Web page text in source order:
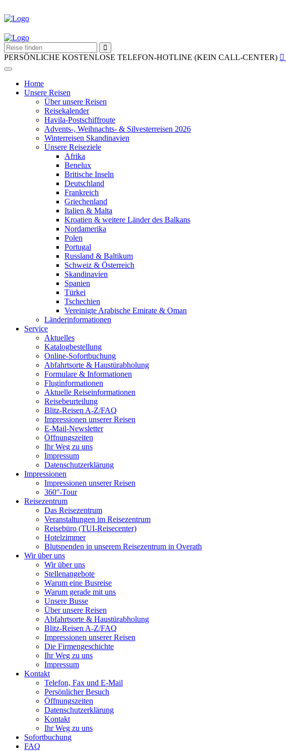
PERSÖNLICHE KOSTENLOSE TELEFON-HOTLINE (KEIN CALL-CENTER)
Home
Unsere Reisen
Über unsere Reisen
Reisekalender
Havila-Postschiffroute
Advents-, Weihnachts- & Silvesterreisen 2026
Winterreisen Skandinavien
Unsere Reiseziele
Afrika
Benelux
Britische Inseln
Deutschland
Frankreich
Griechenland
Italien & Malta
Kroatien & weitere Länder des Balkans
Nordamerika
Polen
Portugal
Russland & Baltikum
Schweiz & Österreich
Skandinavien
Spanien
Türkei
Tschechien
Vereinigte Arabische Emirate & Oman
Länderinformationen
Service
Aktuelles
Katalogbestellung
Online-Sofortbuchung
Abfahrtsorte & Haustürabholung
Formulare & Informationen
Fluginformationen
Aktuelle Reiseinformationen
Reisebeurteilung
Blitz-Reisen A-Z/FAQ
Impressionen unserer Reisen
E-Mail-Newsletter
Öffnungszeiten
Ihr Weg zu uns
Impressum
Datenschutzerklärung
Impressionen
Impressionen unserer Reisen
360°-Tour
Reisezentrum
Das Reisezentrum
Veranstaltungen im Reisezentrum
Reisebüro (TUI-Reisecenter)
Hotelzimmer
Blutspenden in unserem Reisezentrum in Overath
Wir über uns
Wir über uns
Stellenangebote
Warum eine Busreise
Warum gerade mit uns
Unsere Busse
Über unsere Reisen
Abfahrtsorte & Haustürabholung
Blitz-Reisen A-Z/FAQ
Impressionen unserer Reisen
Die Firmengeschichte
Ihr Weg zu uns
Impressum
Kontakt
Telefon, Fax und E-Mail
Persönlicher Besuch
Öffnungszeiten
Datenschutzerklärung
Kontakt
Ihr Weg zu uns
Sofortbuchung
FAQ